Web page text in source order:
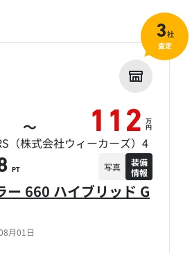
月01日
ー 660 ハイブリッド G
～ 112 万
円
（株式会社ウィーカーズ）4
PT 写真
装備
情報
3社
査定